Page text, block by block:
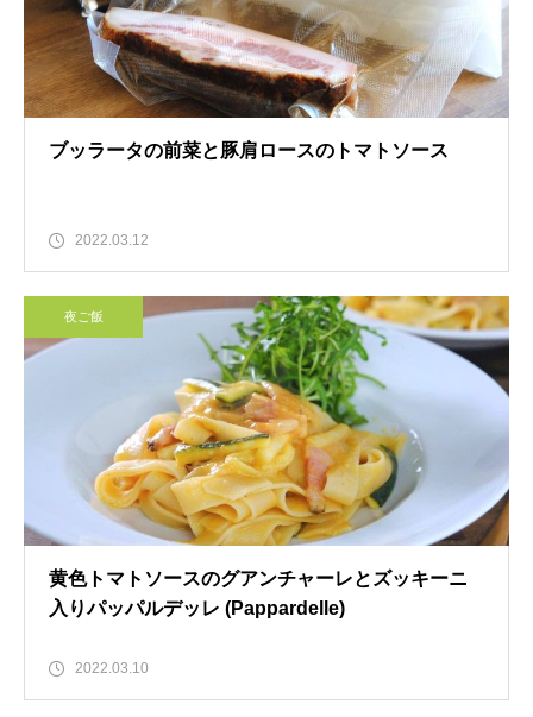
ブッラータの前菜と豚肩ロースのトマトソース
2022.03.12
夜ご飯
黄色トマトソースのグアンチャーレとズッキーニ
入りパッパルデッレ (Pappardelle)
2022.03.10